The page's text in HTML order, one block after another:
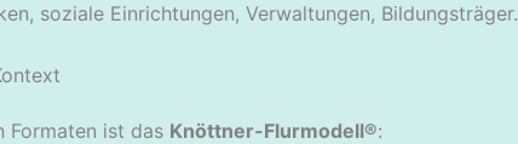
soziale Einrichtungen, Verwaltungen, Bildungsträger.
Formaten ist das Knöttner-Flurmodell®: